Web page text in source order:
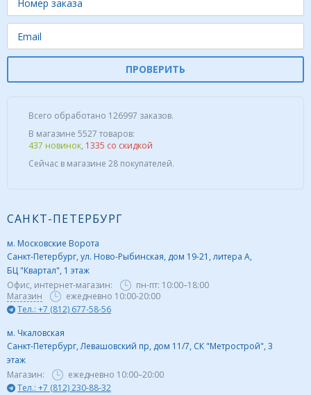
ПРОВЕРИТЬ
Всего обработано 126997 заказов.
В магазине 5527 товаров:
437 новинок, 1335 со скидкой
Сейчас в магазине 28 покупателей.
САНКТ-ПЕТЕРБУРГ
м. Московские Ворота
Санкт-Петербург, ул. Ново-Рыбинская, дом 19-21, литера А,
БЦ "Квартал", 1 этаж
Офис, интернет-магазин:
пн-пт: 10:00–18:00
Магазин
ежедневно 10:00-20:00
Тел.: +7 (812) 677-58-56
м. Чкаловская
Санкт-Петербург, Левашовский пр, дом 11/7, СК "Метрострой", 3
этаж
Магазин:
ежедневно 10:00–20:00
Тел.: +7 (812) 230-88-32